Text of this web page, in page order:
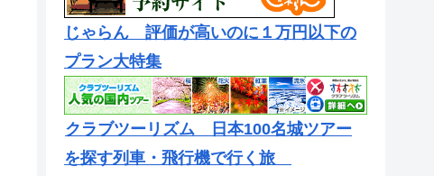
じゃらん 評価が高いのに１万円以下の
プラン大特集
クラブツーリズム 日本100名城ツアー
を探す列車・飛行機で行く旅